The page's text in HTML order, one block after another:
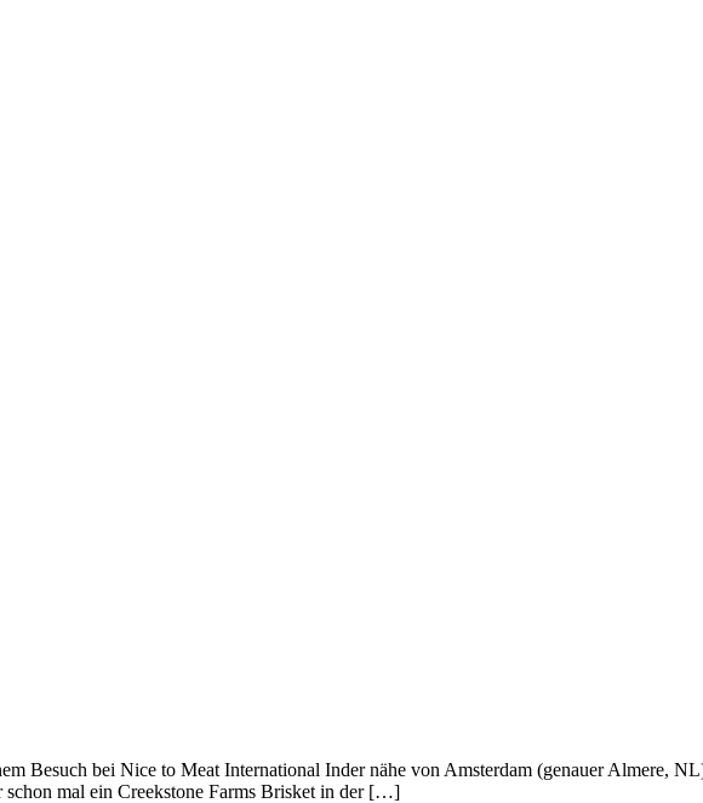
Besuch bei Nice to Meat International Inder nähe von Amsterdam (genauer Almere,
mal ein Creekstone Farms Brisket in der […]